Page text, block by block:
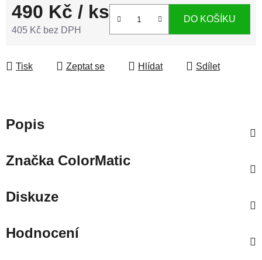
490 Kč / ks
405 Kč bez DPH
DO KOŠÍKU
Tisk Zeptat se Hlídat Sdílet
Popis
ZnačkaColorMatic
Diskuze
Hodnocení